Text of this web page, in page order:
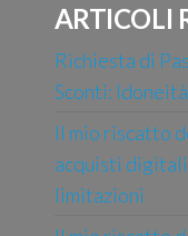
ARTICOLI
Richiesta di
Sconti:
Il mio riscatto
acquisti
limitazioni